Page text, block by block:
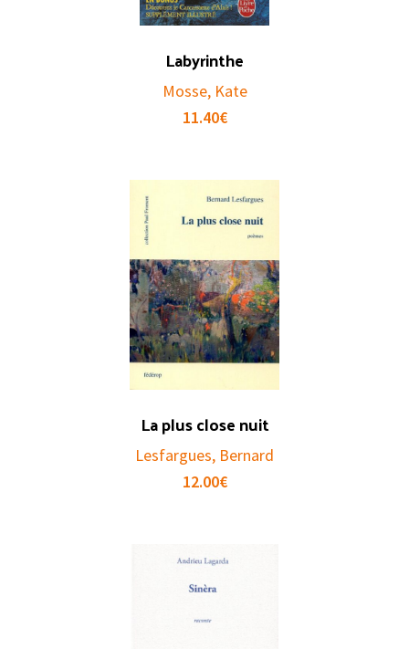
Labyrinthe
Mosse, Kate
11.40€
La plus close nuit
Lesfargues, Bernard
12.00€